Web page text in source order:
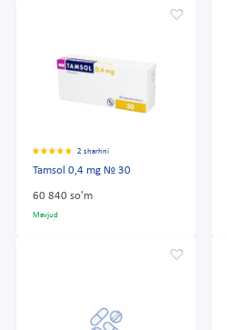
2 sharhni
Tamsol 0,4 mg № 30
60 840 so'm
Mavjud